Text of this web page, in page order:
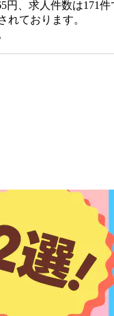
、求人件数は171
ております。